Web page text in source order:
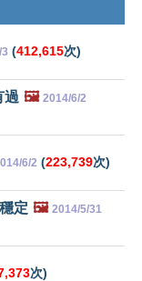
(412,615次)
過 🖼️ 2014/6/2
6/2 (223,739次)
定 🖼️ 2014/5/31
次)